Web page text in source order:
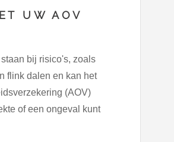
UW AOV
bij risico's, zoals
flink dalen en kan het
(AOV)
of een ongeval kunt